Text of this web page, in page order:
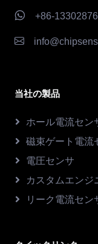
+86-
当社の製品
ホール電流セン
磁束ゲート電流
電圧センサ
カスタムエンジ
リーク電流セン